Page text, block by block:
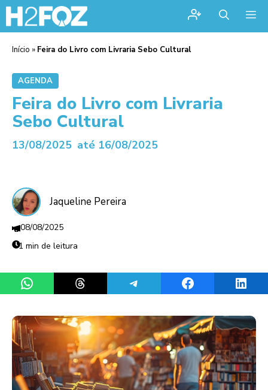
Início » Feira do Livro com Livraria Sebo Cultural
AGENDA
Feira do Livro com Livraria
Sebo Cultural
13/08/2025 até 16/08/2025
Jaqueline Pereira
08/08/2025
1 min de leitura
Share on WhatsAppShare on ThreadsShare on TelegramShare on Facebook